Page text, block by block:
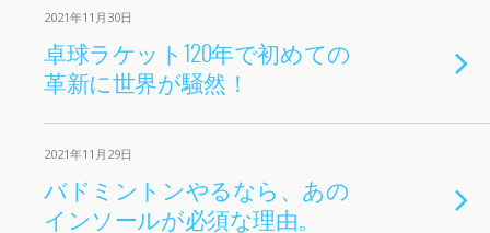
2021年11月30日
卓球ラケット120年で初めての
革新に世界が騒然！
2021年11月29日
バドミントンやるなら、あの
インソールが必須な理由。